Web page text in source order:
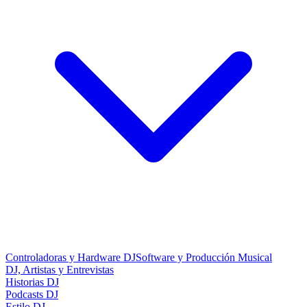
Controladoras y Hardware DJSoftware y Producción Musical
DJ, Artistas y Entrevistas
Historias DJ
Podcasts DJ